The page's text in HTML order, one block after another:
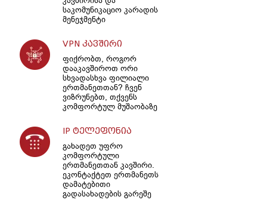
საკომუნიკაციო კარადის
მენეჯმენტი
VPN კავშირი
ფიქრობთ, როგორ
დააკავშიროთ ორი
სხვადასხვა ფილიალი
ერთმანეთთან? ჩვენ
ვიზრუნებთ, თქვენს
კომფორტულ მუშაობაზე
IP ტელეფონია
გახადეთ უფრო
კომფორტული
ერთმანეთთან კავშირი.
ეკონტაქტეთ ერთმანეთს
დამატებითი
გადასახადების გარეშე